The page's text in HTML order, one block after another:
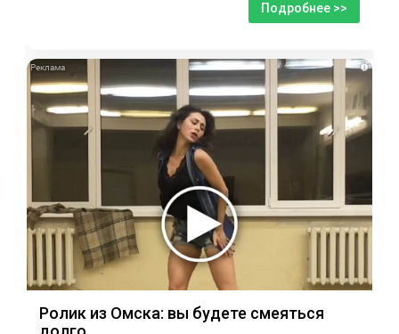
Подробнее >>
i
Ролик из Омска: вы будете смеяться